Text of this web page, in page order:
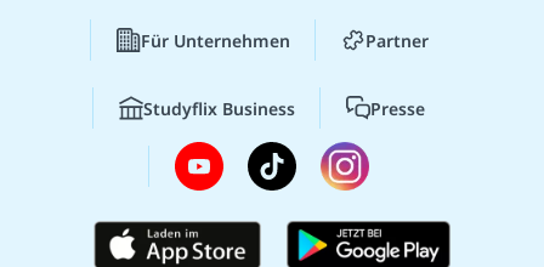
Für Unternehmen Partner
Studyflix Business Presse